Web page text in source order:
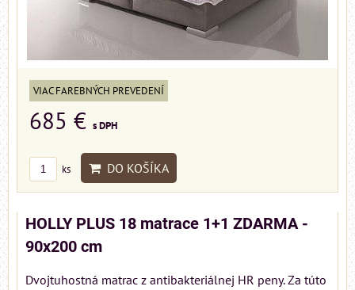
VIAC FAREBNÝCH PREVEDENÍ
685 € s DPH
ks DO KOŠÍKA
HOLLY PLUS 18 matrace 1+1 ZDARMA -
90x200 cm
Dvojtuhostná matrac z antibakteriálnej HR peny. Za túto